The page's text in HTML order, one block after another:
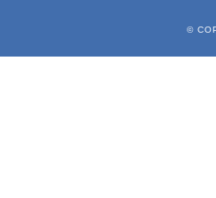
©